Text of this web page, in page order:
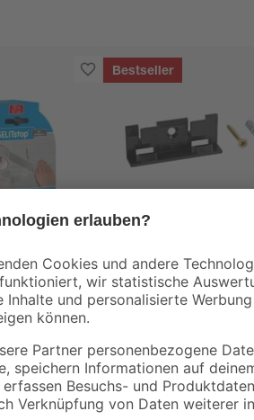
'Selitstop'
Bestseller
toom
Clips für
Sockelleisten 'Nr. 1'